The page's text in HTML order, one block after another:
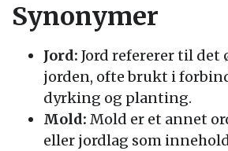
Synonymer
Jord: Jord refererer til det
jorden, ofte brukt i
dyrking og planting.
Mold: Mold er et annet
eller jordlag som